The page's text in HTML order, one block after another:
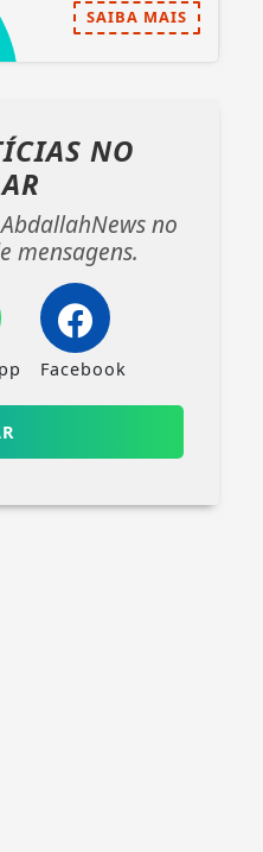
SAIBA MAIS
NO
no
mensagens.
Facebook